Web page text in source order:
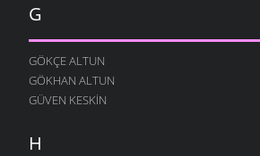
G
GÖKÇE ALTUN
GÖKHAN ALTUN
GÜVEN KESKIN
H